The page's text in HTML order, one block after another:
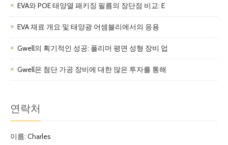
EVA와 POE 태양열 패키징 필름의 장단점 비교: E
EVA 재료 개요 및 태양광 어셈블리에서의 응용
Gwell의 획기적인 성공: 폴리머 평면 성형 장비 업
Gwell은 첨단 가공 장비에 대한 많은 투자를 통해
연락처
이름: Charles